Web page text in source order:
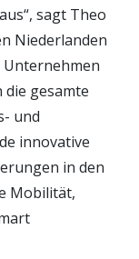
sagt Theo
Niederlanden
Unternehmen
gesamte
und
innovative
in den
Mobilität,